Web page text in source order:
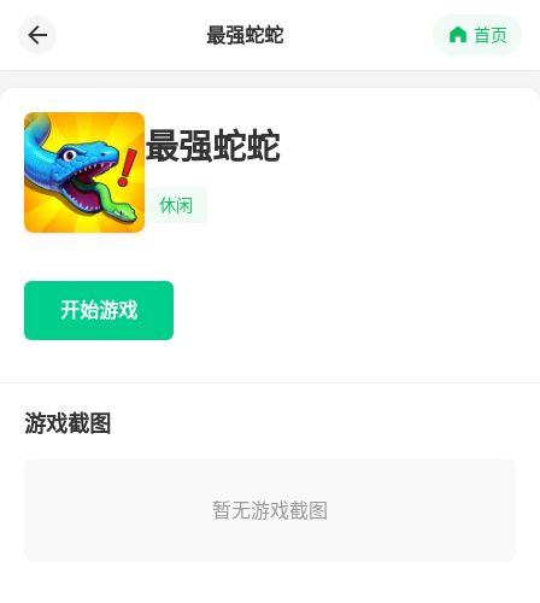
最强蛇蛇 首页
最强蛇蛇
休闲
开始游戏
游戏截图
暂无游戏截图